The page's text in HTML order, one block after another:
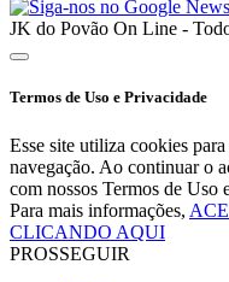
JK do Povão On Line -
Termos de Uso e Privacidade
Esse site utiliza cookies
navegação. Ao continuar o
com nossos Termos de Uso
Para mais informações,
CLICANDO AQUI
PROSSEGUIR